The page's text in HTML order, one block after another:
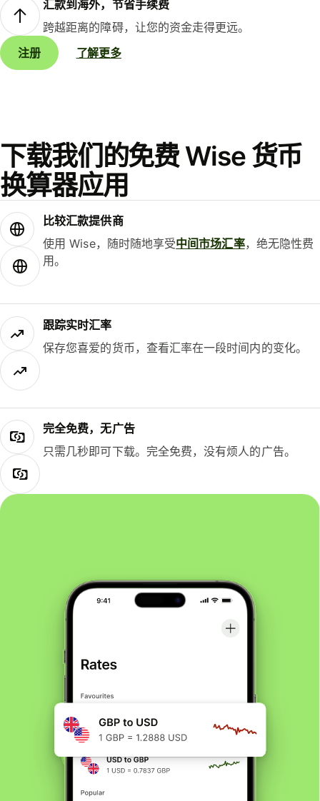
汇款到海外，节省手续费
跨越距离的障碍，让您的资金走得更远。
注册
了解更多
下载我们的免费 Wise 货币
换算器应用
比较汇款提供商
使用 Wise，随时随地享受中间市场汇率，绝无隐性费
用。
跟踪实时汇率
保存您喜爱的货币，查看汇率在一段时间内的变化。
完全免费，无广告
只需几秒即可下载。完全免费，没有烦人的广告。